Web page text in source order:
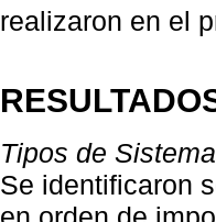
realizaron en el
Tipos de
Se identificaron